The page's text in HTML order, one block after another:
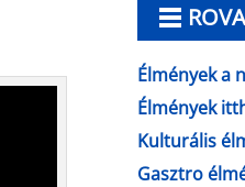
Élmények a
Élmények
Kulturális
Gasztro